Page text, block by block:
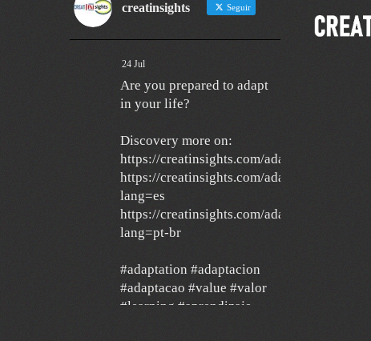
creatinsights Seguir
24 Jul
Are you prepared to adapt
in your life?
Discovery more on:
https://creatinsights.com/adaptation/
https://creatinsights.com/adaptacion/?
lang=es
https://creatinsights.com/adaptacao/?
lang=pt-br
#adaptation #adaptacion
#adaptacao #value #valor
#learning #aprendizaje